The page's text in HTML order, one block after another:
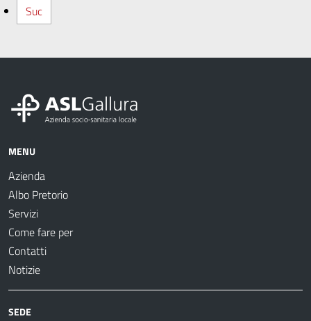
Suc
MENU
Azienda
Albo Pretorio
Servizi
Come fare per
Contatti
Notizie
SEDE